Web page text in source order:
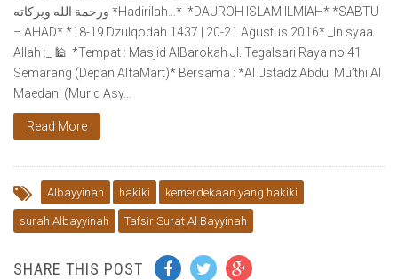
ورحمة الله وبركاته *Hadirilah…* ⁠⁠⁠ *DAUROH ISLAM ILMIAH* *SABTU
– AHAD* *18-19 Dzulqodah 1437 | 20-21 Agustus 2016* _In syaa
Allah :_ 🕌 ⁠⁠⁠ *Tempat : Masjid AlBarokah Jl. Tegalsari Raya no 41
Semarang (Depan AlfaMart)* Bersama : *Al Ustadz Abdul Mu’thi Al
Maedani (Murid Asy…
Read More
Albayyinah hakiki kemerdekaan yang hakiki
surah Albayyinah Tafsir Surat Al Bayyinah
SHARE THIS POST